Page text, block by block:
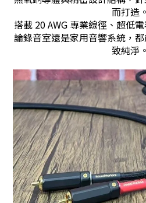
而打造。
搭載 20 AWG 專業線徑、超低
論錄音室還是家用音響系統，
致純淨。